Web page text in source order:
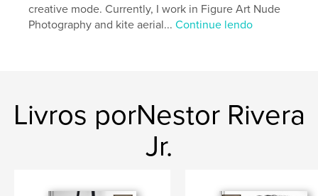
creative mode. Currently, I work in Figure Art Nude
Photography and kite aerial...Continue lendo
Livros porNestor Rivera
Jr.